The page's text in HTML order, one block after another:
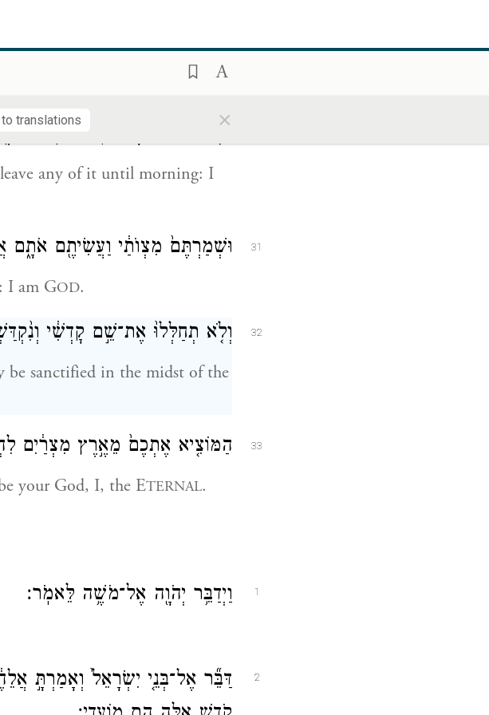
to translations ×
, sacrifice it so that it may be
בַּיּ֤וֹם הַהוּא֙ יֵאָכֵ֔ל לֹֽא־תוֹתִ֥ירוּ
any of it until morning: I
31 וּשְׁמַרְתֶּם֙ מִצְוֺתַ֔י וַעֲשִׂיתֶ֖ם אֹתָ֑ם
I am GOD.
32 וְלֹ֤א תְחַלְּלוּ֙ אֶת־שֵׁ֣ם קׇדְשִׁ֔י
be sanctified in the midst of the
33 הַמּוֹצִ֤יא אֶתְכֶם֙ מֵאֶ֣רֶץ מִצְרַ֔יִם
your God, I, the ETERNAL.
1 וַיְדַבֵּ֥ר יְהֹוָ֖ה אֶל־מֹשֶׁ֥ה לֵּאמֹֽר׃
2
דַּבֵּ֞ר אֶל־בְּנֵ֤י יִשְׂרָאֵל֙ וְאָמַרְתָּ֣